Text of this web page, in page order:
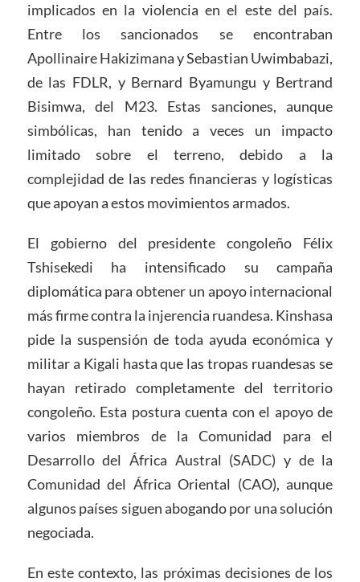
implicados en la violencia en el este del país.
Entre los sancionados se encontraban
Apollinaire Hakizimana y Sebastian Uwimbabazi,
de las FDLR, y Bernard Byamungu y Bertrand
Bisimwa, del M23. Estas sanciones, aunque
simbólicas, han tenido a veces un impacto
limitado sobre el terreno, debido a la
complejidad de las redes financieras y logísticas
que apoyan a estos movimientos armados.
El gobierno del presidente congoleño Félix
Tshisekedi ha intensificado su campaña
diplomática para obtener un apoyo internacional
más firme contra la injerencia ruandesa. Kinshasa
pide la suspensión de toda ayuda económica y
militar a Kigali hasta que las tropas ruandesas se
hayan retirado completamente del territorio
congoleño. Esta postura cuenta con el apoyo de
varios miembros de la Comunidad para el
Desarrollo del África Austral (SADC) y de la
Comunidad del África Oriental (CAO), aunque
algunos países siguen abogando por una solución
negociada.
En este contexto, las próximas decisiones de los